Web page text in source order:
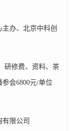
办、北京中科创
修费、资料、茶
会6800元/单位
限公司